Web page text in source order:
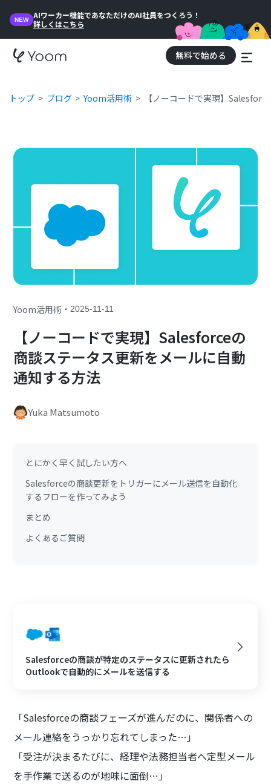
NEW
AIワーカー機能であなただけのAI社員をつくろう！
詳しくはこちら
無料で始める
トップ ブログ Yoom活用術 【ノーコードで実現】
Yoom活用術 ・2025-11-11
【ノーコードで実現】Salesforceの
商談ステータス更新をメールに自動
通知する方法
Yuka Matsumoto
とにかく早く試したい方へ
Salesforceの商談更新をトリガーにメール送信を自動化
するフローを作ってみよう
まとめ
よくあるご質問
Salesforceの商談が特定のステータスに更新されたら
Outlookで自動的にメールを送信する
「Salesforceの商談フェーズが進んだのに、関係者への
メール連絡をうっかり忘れてしまった…」
「受注が決まるたびに、経理や法務担当者へ定型メール
を手作業で送るのが地味に面倒…」